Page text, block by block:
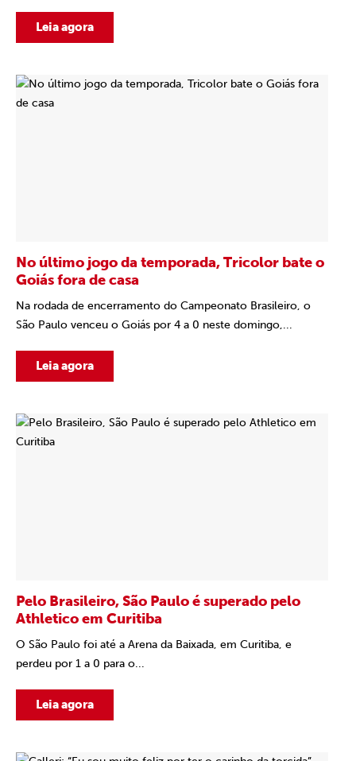
Leia agora
No último jogo da temporada, Tricolor bate o
Goiás fora de casa
Na rodada de encerramento do Campeonato Brasileiro, o
São Paulo venceu o Goiás por 4 a 0 neste domingo,...
Leia agora
Pelo Brasileiro, São Paulo é superado pelo
Athletico em Curitiba
O São Paulo foi até a Arena da Baixada, em Curitiba, e
perdeu por 1 a 0 para o...
Leia agora